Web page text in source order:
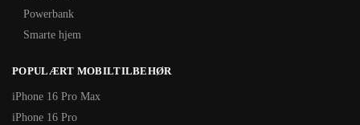
Powerbank
Smarte hjem
POPULÆRT MOBILTILBEHØR
iPhone 16 Pro Max
iPhone 16 Pro